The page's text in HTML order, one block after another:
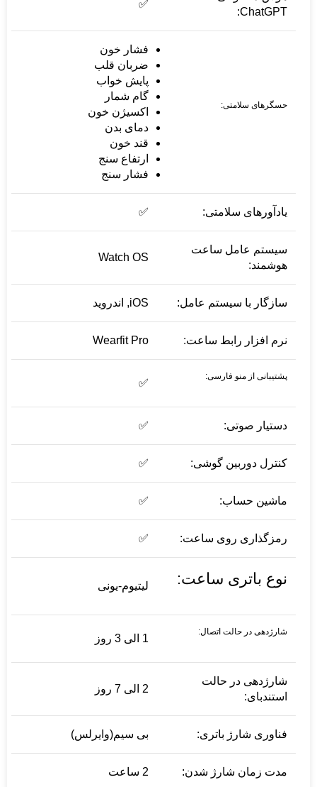
ChatGPT:
✅
حسگرهای سلامتی:
فشار خون
ضربان قلب
پایش خواب
گام شمار
اکسیژن خون
دمای بدن
قند خون
ارتفاع سنج
فشار سنج
یادآورهای سلامتی: ✅
سیستم عامل ساعت
هوشمند:
Watch OS
سازگار با سیستم عامل: iOS, اندروید
نرم افزار رابط ساعت: Wearfit Pro
پشتیبانی از منو فارسی:
✅
دستیار صوتی: ✅
کنترل دوربین گوشی: ✅
ماشین حساب: ✅
رمزگذاری روی ساعت: ✅
نوع باتری ساعت: لیتیوم-یونی
شارژدهی در حالت اتصال:
1 الی 3 روز
شارژدهی در حالت
استندبای:
2 الی 7 روز
فناوری شارژ باتری: بی سیم(وایرلس)
مدت زمان شارژ شدن: 2 ساعت